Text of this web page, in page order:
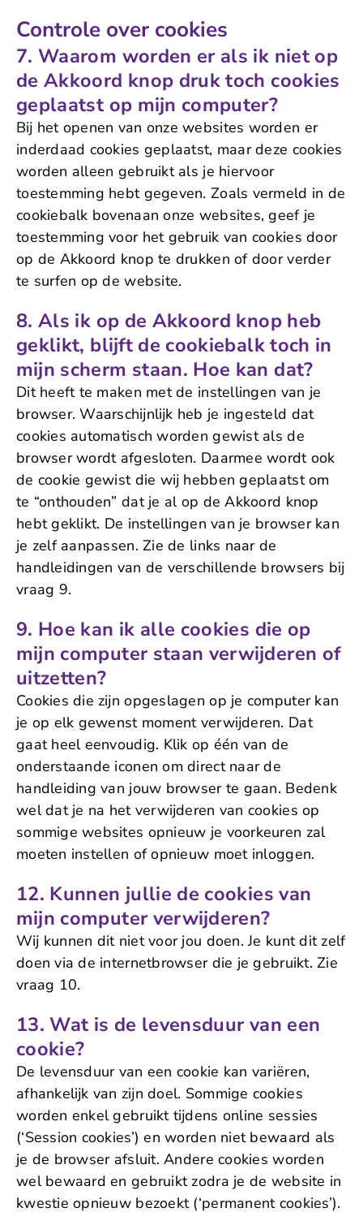
Controle over cookies
7. Waarom worden er als ik niet op
de Akkoord knop druk toch cookies
geplaatst op mijn computer?
Bij het openen van onze websites worden er
inderdaad cookies geplaatst, maar deze cookies
worden alleen gebruikt als je hiervoor
toestemming hebt gegeven. Zoals vermeld in de
cookiebalk bovenaan onze websites, geef je
toestemming voor het gebruik van cookies door
op de Akkoord knop te drukken of door verder
te surfen op de website.
8. Als ik op de Akkoord knop heb
geklikt, blijft de cookiebalk toch in
mijn scherm staan. Hoe kan dat?
Dit heeft te maken met de instellingen van je
browser. Waarschijnlijk heb je ingesteld dat
cookies automatisch worden gewist als de
browser wordt afgesloten. Daarmee wordt ook
de cookie gewist die wij hebben geplaatst om
te “onthouden” dat je al op de Akkoord knop
hebt geklikt. De instellingen van je browser kan
je zelf aanpassen. Zie de links naar de
handleidingen van de verschillende browsers bij
vraag 9.
9. Hoe kan ik alle cookies die op
mijn computer staan verwijderen of
uitzetten?
Cookies die zijn opgeslagen op je computer kan
je op elk gewenst moment verwijderen. Dat
gaat heel eenvoudig. Klik op één van de
onderstaande iconen om direct naar de
handleiding van jouw browser te gaan. Bedenk
wel dat je na het verwijderen van cookies op
sommige websites opnieuw je voorkeuren zal
moeten instellen of opnieuw moet inloggen.
12. Kunnen jullie de cookies van
mijn computer verwijderen?
Wij kunnen dit niet voor jou doen. Je kunt dit zelf
doen via de internetbrowser die je gebruikt. Zie
vraag 10.
13. Wat is de levensduur van een
cookie?
De levensduur van een cookie kan variëren,
afhankelijk van zijn doel. Sommige cookies
worden enkel gebruikt tijdens online sessies
(‘Session cookies’) en worden niet bewaard als
je de browser afsluit. Andere cookies worden
wel bewaard en gebruikt zodra je de website in
kwestie opnieuw bezoekt (‘permanent cookies’).